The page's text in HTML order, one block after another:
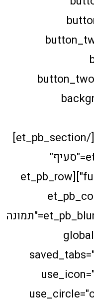
[/et_pb_fullwidth_header][/et_pb_section]
fullwidth="off"
type="1_3"][et_pb_blurb admin_label="תמונה